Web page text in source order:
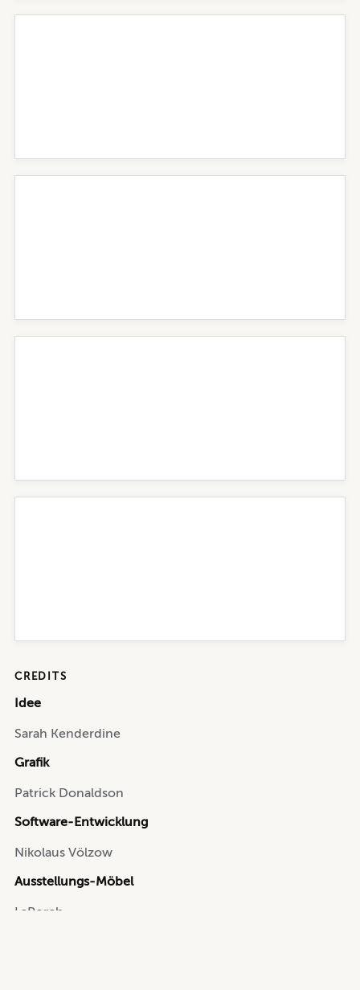
CREDITS
Idee
Sarah Kenderdine
Grafik
Patrick Donaldson
Software-Entwicklung
Nikolaus Völzow
Ausstellungs-Möbel
LaPorch